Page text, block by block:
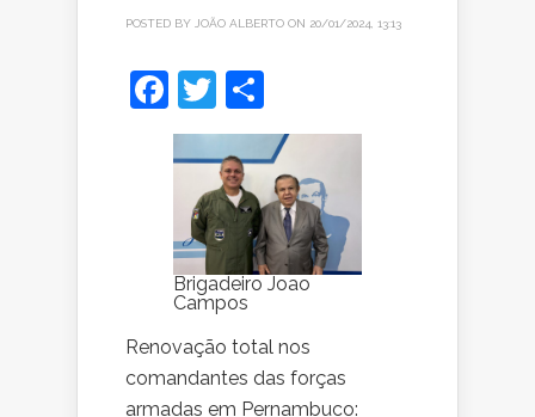
POSTED BY JOÃO ALBERTO ON 20/01/2024, 13:13
Facebook
Twitter
Brigadeiro Joao
Campos
Renovação total nos
comandantes das forças
armadas em Pernambuco: